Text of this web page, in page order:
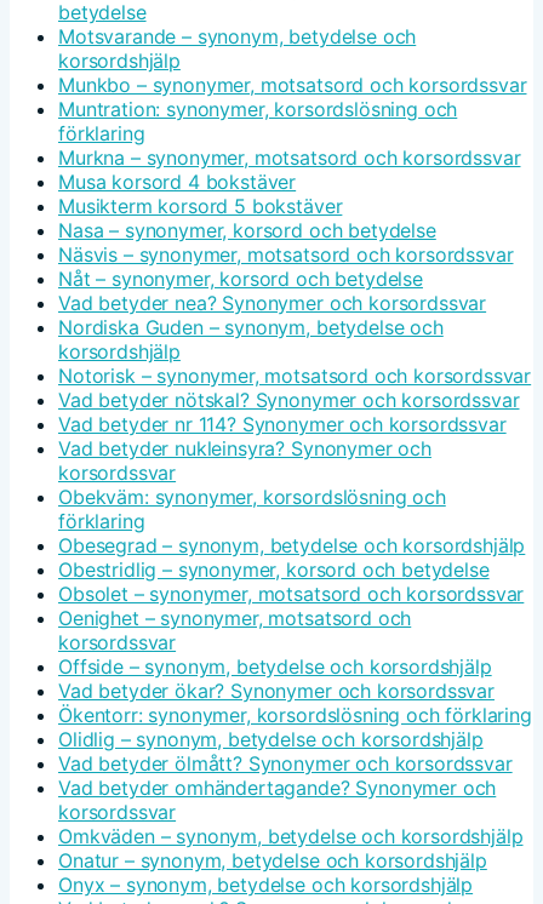
betydelse
Motsvarande – synonym, betydelse och
korsordshjälp
Munkbo – synonymer, motsatsord och korsordssvar
Muntration: synonymer, korsordslösning och
förklaring
Murkna – synonymer, motsatsord och korsordssvar
Musa korsord 4 bokstäver
Musikterm korsord 5 bokstäver
Nasa – synonymer, korsord och betydelse
Näsvis – synonymer, motsatsord och korsordssvar
Nåt – synonymer, korsord och betydelse
Vad betyder nea? Synonymer och korsordssvar
Nordiska Guden – synonym, betydelse och
korsordshjälp
Notorisk – synonymer, motsatsord och korsordssvar
Vad betyder nötskal? Synonymer och korsordssvar
Vad betyder nr 114? Synonymer och korsordssvar
Vad betyder nukleinsyra? Synonymer och
korsordssvar
Obekväm: synonymer, korsordslösning och
förklaring
Obesegrad – synonym, betydelse och korsordshjälp
Obestridlig – synonymer, korsord och betydelse
Obsolet – synonymer, motsatsord och korsordssvar
Oenighet – synonymer, motsatsord och
korsordssvar
Offside – synonym, betydelse och korsordshjälp
Vad betyder ökar? Synonymer och korsordssvar
Ökentorr: synonymer, korsordslösning och förklaring
Olidlig – synonym, betydelse och korsordshjälp
Vad betyder ölmått? Synonymer och korsordssvar
Vad betyder omhändertagande? Synonymer och
korsordssvar
Omkväden – synonym, betydelse och korsordshjälp
Onatur – synonym, betydelse och korsordshjälp
Onyx – synonym, betydelse och korsordshjälp